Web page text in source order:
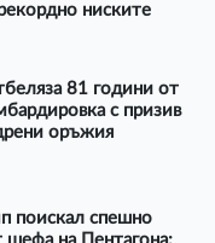
ниските
81 години от
с призив
оръжия
поискал спешно